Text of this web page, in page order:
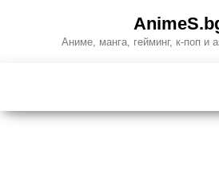
Аниме, манга, гейминг, к-поп и